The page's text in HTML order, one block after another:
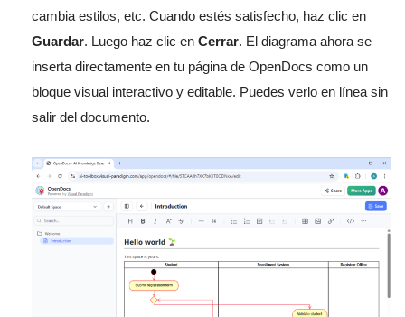
cambia estilos, etc. Cuando estés satisfecho, haz clic en
Guardar. Luego haz clic en Cerrar. El diagrama ahora se
inserta directamente en tu página de OpenDocs como un
bloque visual interactivo y editable. Puedes verlo en línea sin
salir del documento.